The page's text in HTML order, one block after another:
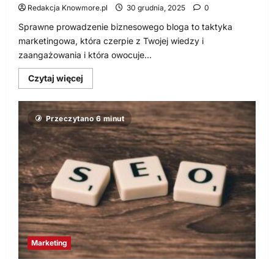
Redakcja Knowmore.pl 30 grudnia, 2025 0
Sprawne prowadzenie biznesowego bloga to taktyka
marketingowa, która czerpie z Twojej wiedzy i
zaangażowania i która owocuje...
Czytaj więcej
się
o
Biznesowe
i
Marketingowe
korzyści
założenia
i
prowadzenia
Bloga
firmowego
Przeczytano 6 minut
Marketing